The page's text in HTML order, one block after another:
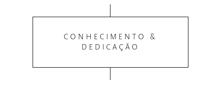
CONHECIMENTO &
DEDICAÇÃO